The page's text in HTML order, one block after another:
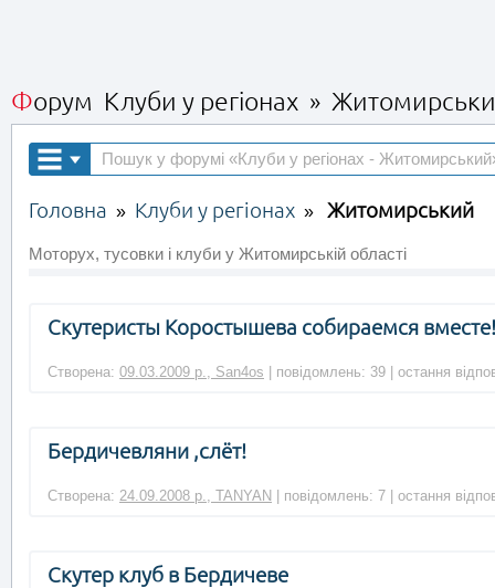
Форум Клуби у регіонах »
Головна » Клуби у регіонах » Житомирський
Моторух, тусовки і клуби у Житомирській області
Скутеристы Коростышева собираемся вместе!
Створена: 09.03.2009 р., San4os | повідомлень: 39 | остання
Бердичевляни ,слёт!
Створена: 24.09.2008 р., TANYAN | повідомлень: 7 | остання
Скутер клуб в Бердичеве